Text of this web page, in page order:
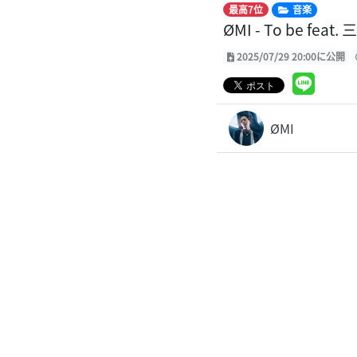
最高7位 音楽
ØMI - To be feat.
2025/07/29 20:00に公開
ØMI